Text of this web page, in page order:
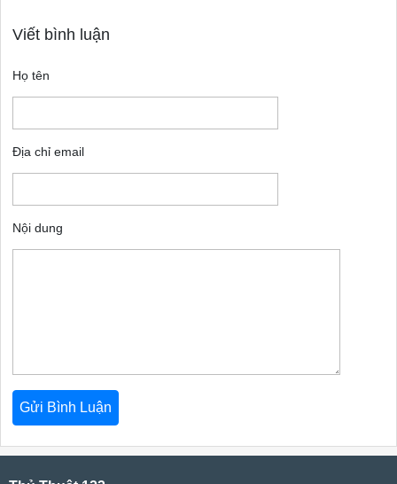
Viết bình luận
Họ tên
Địa chỉ email
Nội dung